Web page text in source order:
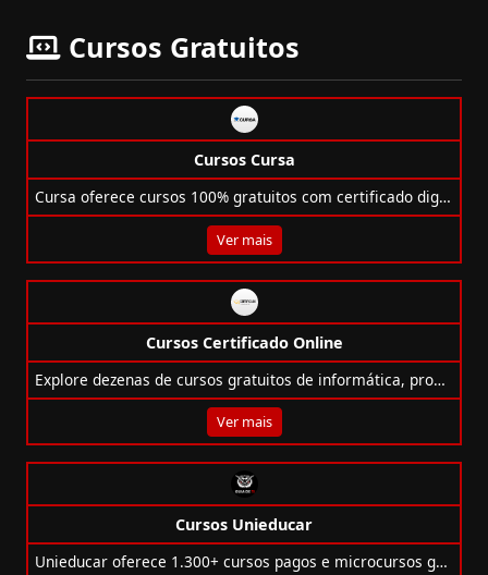
Cursos Gratuitos
Cursos Cursa
Cursa oferece cursos 100% gratuitos com certificado digital em diversas áreas. Estude online e impulsione sua carreira sem pagar nada!
Ver mais
Cursos Certificado Online
Explore dezenas de cursos gratuitos de informática, programação, design, redes e mais para turbinar sua carreira online!
Ver mais
Cursos Unieducar
Unieducar oferece 1.300+ cursos pagos e microcursos gratuitos nas áreas de gestão, TI, idiomas e muito mais.